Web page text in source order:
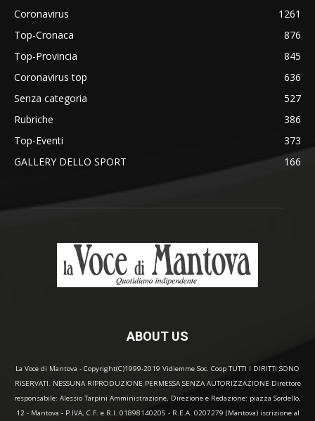
Coronavirus
1261
Top-Cronaca
876
Top-Provincia
845
Coronavirus top
636
Senza categoria
527
Rubriche
386
Top-Eventi
373
GALLERY DELLO SPORT
166
ABOUT US
La Voce di Mantova - Copyright(C)1999-2019 Vidiemme Soc. Coop TUTTI I DIRITTI SONO
RISERVATI. NESSUNA RIPRODUZIONE PERMESSA SENZA AUTORIZZAZIONE Direttore
responsabile: Alessio Tarpini Amministrazione, Direzione e Redazione: piazza Sordello,
12 - Mantova - P.IVA, C.F. e R.I. 01898140205 - R.E.A. 0207279 (Mantova) iscrizione al